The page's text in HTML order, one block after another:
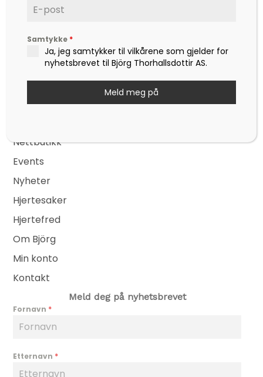
Björg er en etterspurt kunstner, inspirator,
forfatter og foredragsholder, som formidler
hverdagsfilosofi, om livet, lykken, sorg, kjærlighet,
og ikke minst mot – til å leve det livet som vi
Nettbutikk
Events
Nyheter
Hjertesaker
Hjertefred
Om Björg
Min konto
Kontakt
Meld deg på nyhetsbrevet
Fornavn *
Etternavn *
Samtykke *
Ja, jeg samtykker til vilkårene som gjelder for
nyhetsbrevet til Björg Thorhallsdottir AS.
Meld meg på